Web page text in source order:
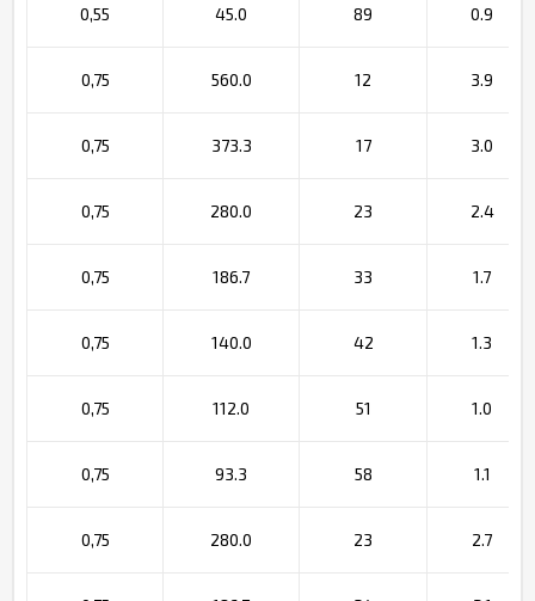
0,55 45.0 89 0.9
0,75 560.0 12 3.9
0,75 373.3 17 3.0
0,75 280.0 23 2.4
0,75 186.7 33 1.7
0,75 140.0 42 1.3
0,75 112.0 51 1.0
0,75 93.3 58 1.1
0,75 280.0 23 2.7